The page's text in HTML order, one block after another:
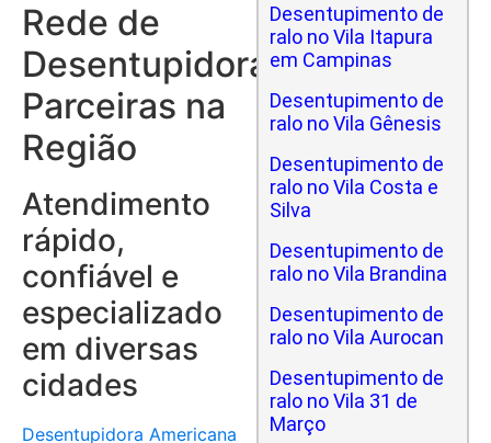
Rede de
Desentupidoras
Parceiras na
Região
Atendimento
rápido,
confiável e
especializado
em diversas
cidades
Desentupidora Americana
Desentupimento de
ralo no Vila Itapura
em Campinas
Desentupimento de
ralo no Vila Gênesis
Desentupimento de
ralo no Vila Costa e
Silva
Desentupimento de
ralo no Vila Brandina
Desentupimento de
ralo no Vila Aurocan
Desentupimento de
ralo no Vila 31 de
Março